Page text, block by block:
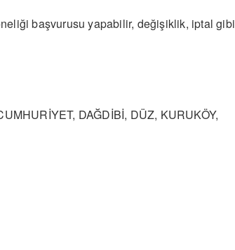
başvurusu yapabilir, değişiklik, iptal gibi
DAĞDİBİ, DÜZ, KURUKÖY,